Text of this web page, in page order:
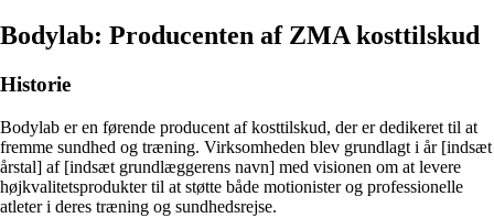
Bodylab: Producenten af ZMA kosttilskud
Historie
Bodylab er en førende producent af kosttilskud, der er dedikeret til at
fremme sundhed og træning. Virksomheden blev grundlagt i år [indsæt
årstal] af [indsæt grundlæggerens navn] med visionen om at levere
højkvalitetsprodukter til at støtte både motionister og professionelle
atleter i deres træning og sundhedsrejse.